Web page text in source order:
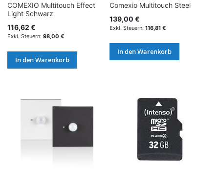
COMEXIO Multitouch Effect
Light Schwarz
116,62 €
98,00 €
In den Warenkorb
Comexio Multitouch Steel
139,00 €
116,81 €
In den Warenkorb